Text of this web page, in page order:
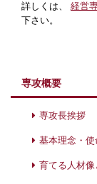
詳しくは、 経営
下さい。
専攻概要
専攻長挨拶
基本理念・使
育てる人材